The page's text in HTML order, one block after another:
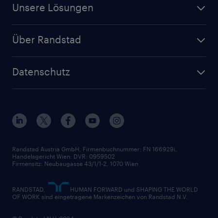
Jobs in Oberösterreich
Lager & Logistik
Jetzt Personal anfragen
Randstad Operational
HR-Portal
Unsere Lösungen
Über Randstad
Unsere Historie
Datenschutz
Nutzungsbestimmungen
Widerrufsformular
Randstad Austria GmbH, Firmenbuchnummer: FN 166929i,
Handelsgericht Wien; DVR: 0959502
Firmensitz: Neubaugasse 43/1/1-2, 1070 Wien
RANDSTAD,
HUMAN FORWARD und SHAPING THE WORLD
OF WORK sind eingetragene Markenzeichen von Randstad N.V.